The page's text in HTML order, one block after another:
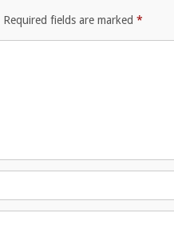
Required fields are marked *